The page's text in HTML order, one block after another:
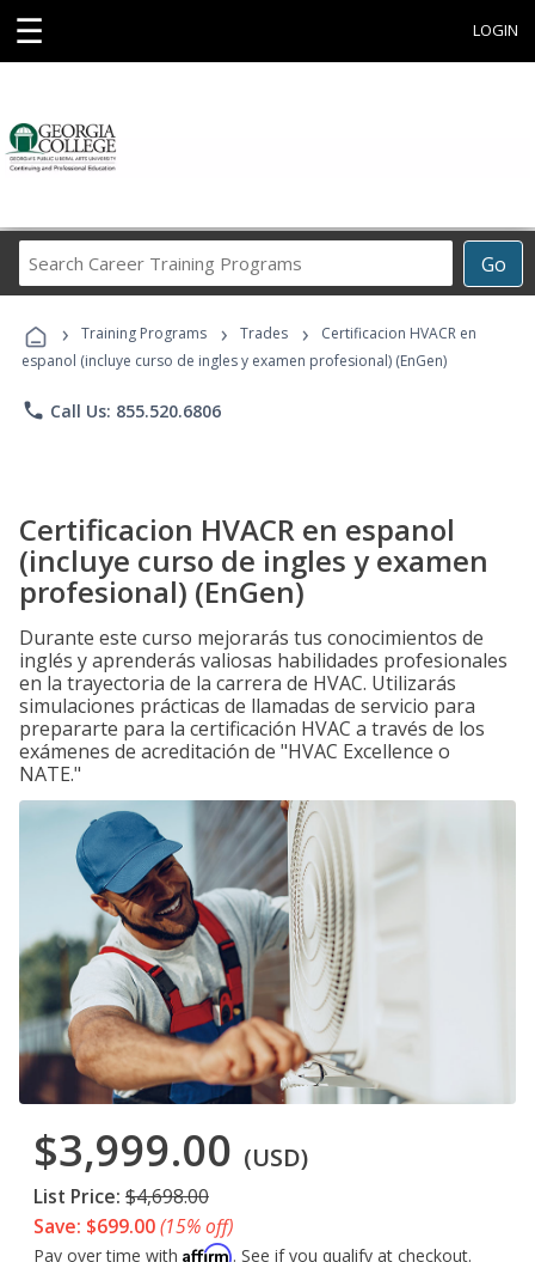
☰ LOGIN
Go
Career
Programs
› Training Programs › Trades ›
Certificacion HVACR en
espanol (incluye curso de ingles y examen profesional) (EnGen)
phone Call Us: 855.520.6806
Certificacion HVACR en espanol
(incluye curso de ingles y examen
profesional) (EnGen)
Durante este curso mejorarás tus conocimientos de
inglés y aprenderás valiosas habilidades profesionales
en la trayectoria de la carrera de HVAC. Utilizarás
simulaciones prácticas de llamadas de servicio para
prepararte para la certificación HVAC a través de los
exámenes de acreditación de "HVAC Excellence o
NATE."
$3,999.00 (USD)
List Price: $4,698.00
Save: $699.00(15% off)
Pay over time with Affirm. See if you qualify at checkout.